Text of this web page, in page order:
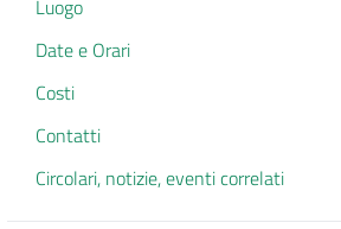
Luogo
Date e Orari
Costi
Contatti
Circolari, notizie, eventi correlati